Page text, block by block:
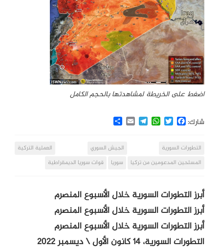
اضغط على الخريطة لمشاهدتها بالحجم الكامل
شارك: Facebook
Twitter
WhatsApp
Telegram
Email
Share
التطورات السورية الجيش السوري
العملية التركية
المسلحين المدعومين من تركيا
سوريا قوات سوريا الديمقراطية
أبرز التطورات السورية خلال الأسبوع المنصرم
أبرز التطورات السورية خلال الأسبوع المنصرم
أبرز التطورات السورية خلال الأسبوع المنصرم
التطورات السورية، 14 كانون الأول \ ديسمبر 2022